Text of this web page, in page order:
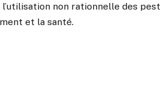
non rationnelle des
et la santé.